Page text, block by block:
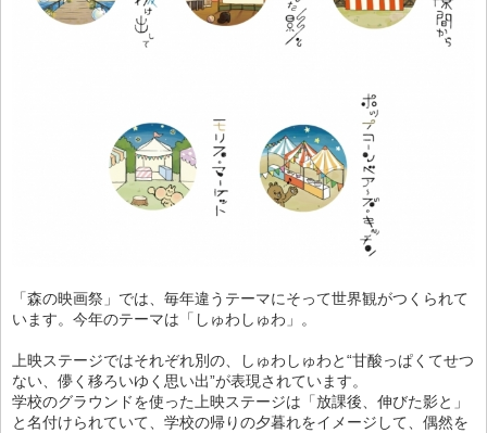
「森の映画祭」では、毎年違うテーマにそって世界観がつくられて
います。今年のテーマは「しゅわしゅわ」。
上映ステージではそれぞれ別の、しゅわしゅわと“甘酸っぱくてせつ
ない、儚く移ろいゆく思い出”が表現されています。
学校のグラウンドを使った上映ステージは「放課後、伸びた影と」
と名付けられていて、学校の帰りの夕暮れをイメージして、偶然を